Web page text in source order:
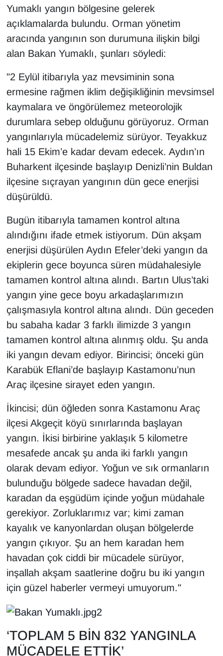
Yumaklı yangın bölgesine gelerek
açıklamalarda bulundu. Orman yönetim
aracında yangının son durumuna ilişkin bilgi
alan Bakan Yumaklı, şunları söyledi:
"2 Eylül itibarıyla yaz mevsiminin sona
ermesine rağmen iklim değişikliğinin mevsimsel
kaymalara ve öngörülemez meteorolojik
durumlara sebep olduğunu görüyoruz. Orman
yangınlarıyla mücadelemiz sürüyor. Teyakkuz
hali 15 Ekim’e kadar devam edecek. Aydın’ın
Buharkent ilçesinde başlayıp Denizli’nin Buldan
ilçesine sıçrayan yangının dün gece enerjisi
düşürüldü.
Bugün itibarıyla tamamen kontrol altına
alındığını ifade etmek istiyorum. Dün akşam
enerjisi düşürülen Aydın Efeler’deki yangın da
ekiplerin gece boyunca süren müdahalesiyle
tamamen kontrol altına alındı. Bartın Ulus’taki
yangın yine gece boyu arkadaşlarımızın
çalışmasıyla kontrol altına alındı. Dün geceden
bu sabaha kadar 3 farklı ilimizde 3 yangın
tamamen kontrol altına alınmış oldu. Şu anda
iki yangın devam ediyor. Birincisi; önceki gün
Karabük Eflani’de başlayıp Kastamonu’nun
Araç ilçesine sirayet eden yangın.
İkincisi; dün öğleden sonra Kastamonu Araç
ilçesi Akgeçit köyü sınırlarında başlayan
yangın. İkisi birbirine yaklaşık 5 kilometre
mesafede ancak şu anda iki farklı yangın
olarak devam ediyor. Yoğun ve sık ormanların
bulunduğu bölgede sadece havadan değil,
karadan da eşgüdüm içinde yoğun müdahale
gerekiyor. Zorluklarımız var; kimi zaman
kayalık ve kanyonlardan oluşan bölgelerde
yangın çıkıyor. Şu an hem karadan hem
havadan çok ciddi bir mücadele sürüyor,
inşallah akşam saatlerine doğru bu iki yangın
için güzel haberler vermeyi umuyorum."
‘TOPLAM 5 BİN 832 YANGINLA
MÜCADELE ETTİK’
MAGAZİN
MEDYA
POLİTİKA
Resmi İlanlar
RÖPORTAJ
SAĞLIK
Seri İlan
Sinema - TV
SİYASET
SPOR
TEBRİK
TEKNOLOJİ
Turizm
VAN'DA SPOR
YAŞAM
YEREL